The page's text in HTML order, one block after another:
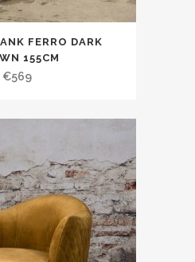
FERRO DARK
155CM
€569